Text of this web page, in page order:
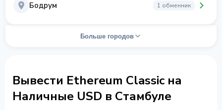
Бодрум 1 обменник
Больше городов
Вывести Ethereum Classic на
Наличные USD в Стамбуле